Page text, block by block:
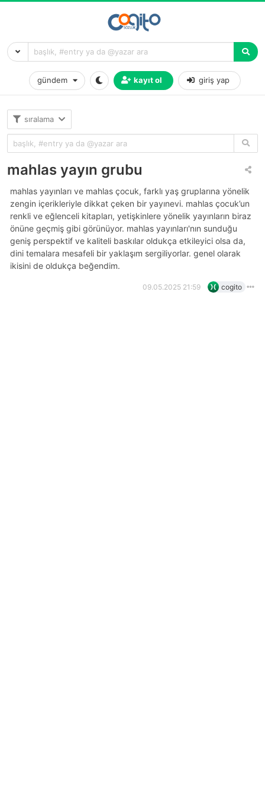
gündem kayıt ol giriş yap
sıralama
mahlas yayın grubu
mahlas yayınları ve mahlas çocuk, farklı yaş gruplarına yönelik
zengin içerikleriyle dikkat çeken bir yayınevi. mahlas çocuk’un
renkli ve eğlenceli kitapları, yetişkinlere yönelik yayınların biraz
önüne geçmiş gibi görünüyor. mahlas yayınları'nın sunduğu
geniş perspektif ve kaliteli baskılar oldukça etkileyici olsa da,
dini temalara mesafeli bir yaklaşım sergiliyorlar. genel olarak
ikisini de oldukça beğendim.
09.05.2025 21:59 cogito